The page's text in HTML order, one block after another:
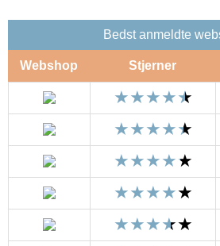
Bedst anmeldte
Webshop Stjerner